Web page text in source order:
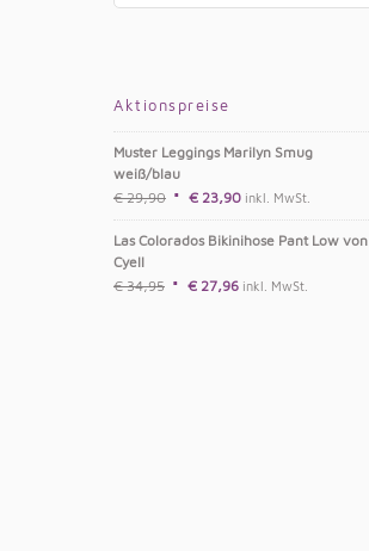
Aktionspreise
Muster Leggings Marilyn Smug
weiß/blau
€29,90 € 23,90 inkl. MwSt.
Las Colorados Bikinihose Pant Low von
Cyell
€34,95 € 27,96 inkl. MwSt.